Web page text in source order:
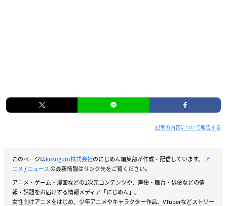
記事の内容について報告する
このページはkusuguru株式会社のにじめん編集部が作成・配信しています。 ア
ニメ/ニュース の最新情報はリンク先をご覧ください。
アニメ・ゲーム・漫画などの2次元コンテンツや、声優・舞台・俳優などの情
報・話題をお届けする情報メディア「にじめん」。
女性向けアニメをはじめ、少年アニメやキャラクター作品、VTuberなどストリー